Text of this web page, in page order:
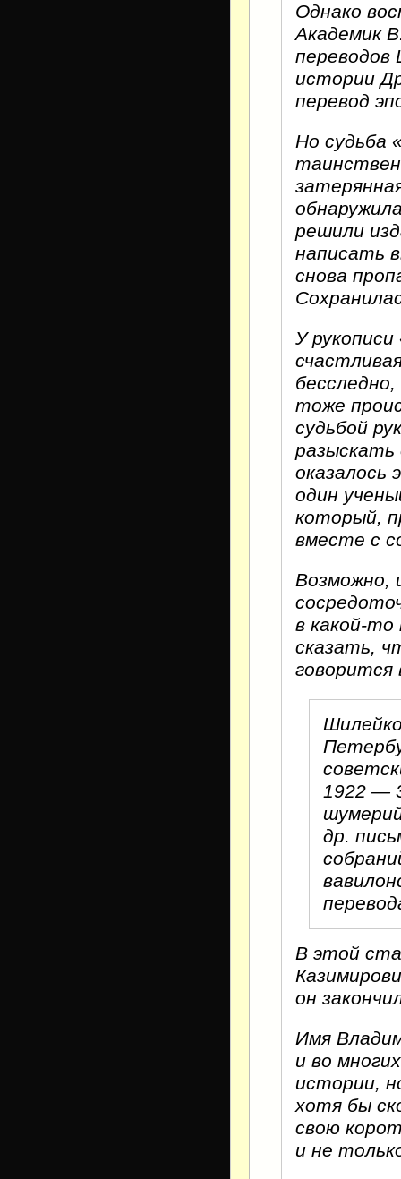
Однако
Академик
истории
перевод
Но судьба
решили
написать
снова
У рукописи
тоже
судьбой
разыскать
оказалось
один
который,
вместе с
Возможно,
в какой-то
сказать,
говорится
1922 —
др.
В этой
он
Имя
и во
истории,
хотя бы
свою
и не